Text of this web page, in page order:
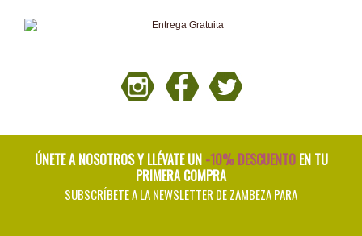
ÚNETE A NOSOTROS Y LLÉVATE UN -10% DESCUENTOEN TU
PRIMERA COMPRA
SUBSCRÍBETE A LA NEWSLETTER DE ZAMBEZA PARA